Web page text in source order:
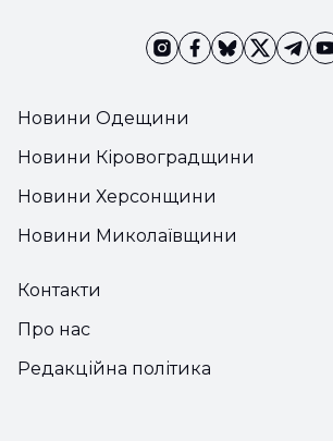
Новини Одещини
Новини Кіровоградщини
Новини Херсонщини
Новини Миколаївщини
Контакти
Про нас
Редакційна політика